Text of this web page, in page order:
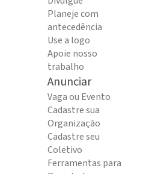
Planeje com
antecedência
Use a logo
Apoie nosso
trabalho
Anunciar
Vaga ou Evento
Cadastre sua
Organização
Cadastre seu
Coletivo
Ferramentas para